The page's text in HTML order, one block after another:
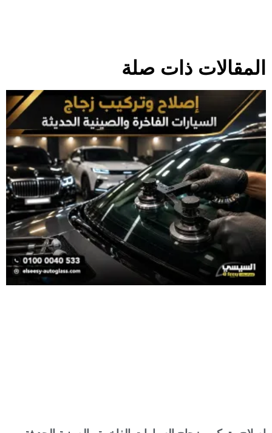
المقالات ذات صلة